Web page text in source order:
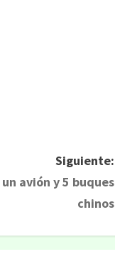
Siguiente:
avión y 5 buques
chinos